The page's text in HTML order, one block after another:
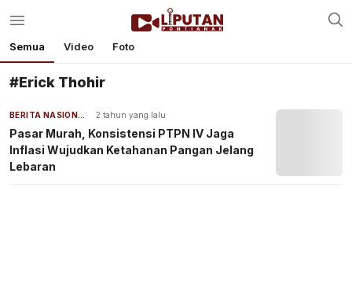
Semua Video Foto
#Erick Thohir
BERITA NASIONAL 2 tahun yang lalu
Pasar Murah, Konsistensi PTPN IV Jaga
Inflasi Wujudkan Ketahanan Pangan Jelang
Lebaran